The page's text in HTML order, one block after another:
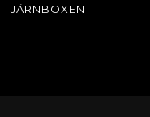
JÄRNBOXEN